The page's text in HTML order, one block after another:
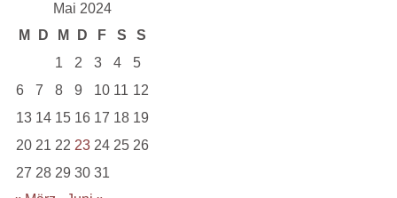
Mai 2024
M
D M D F S
S
1
2 3 4
5
6
7 8 9 10 11 12
13 14 15 16 17 18 19
20 21 22 23 24 25 26
27 28 29 30 31